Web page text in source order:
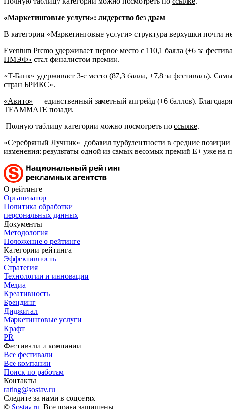
«Маркетинговые услуги»: лидерство без драм
В категории «Маркетинговые услуги» структура верхушки почти
Eventum Premo удерживает первое место с 110,1 балла (+6 за
ПМЭФ» стал финалистом премии.
«Т-Банк» удерживает 3-е место (87,3 балла, +7,8 за фестиваль).
стран БРИКС».
«Авито» — единственный заметный апгрейд (+6 баллов).
TEAMMATE позади.
Полную таблицу категории можно посмотреть по ссылке.
«Серебряный Лучник» добавил турбулентности в средние
изменения: результаты одной из самых весомых премий E+ уже на
О рейтинге
Организатор
Политика обработки
персональных данных
Документы
Методология
Положение о рейтинге
Категории рейтинга
Эффективность
Стратегия
Технологии и инновации
Медиа
Креативность
Брендинг
Диджитал
Маркетинговые услуги
Крафт
PR
Фестивали и компании
Все фестивали
Все компании
Поиск по работам
Контакты
rating@sostav.ru
Следите за нами в соцсетях
© Sostav.ru. Все права защищены.